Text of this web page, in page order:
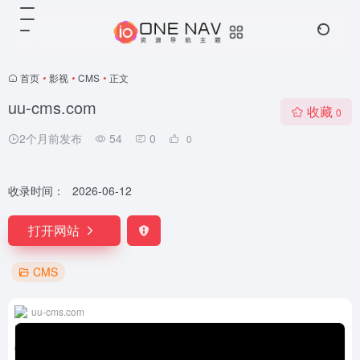
首页 • 影视 • CMS • 正文
uu-cms.com
2个月前发布 54 0 0
收藏 0
收录时间： 2026-06-12
打开网站
CMS
uu-cms.com